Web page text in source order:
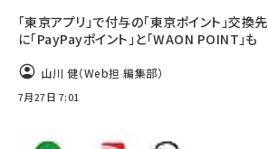
「東京アプリ」で付与の「東京ポイント」交換先
に「PayPayポイント」と「WAON POINT」も
山川 健（Web担 編集部）
7月27日 7:01